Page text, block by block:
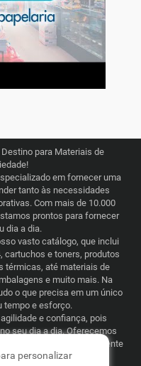
para Materiais de
em fornecer uma
tanto às necessidades
Com mais de 10.000
prontos para fornecer
dia a dia.
vasto catálogo, que inclui
cartuchos e toners, produtos
térmicas, até materiais de
e muito mais. Na
o que precisa em um único
tempo e esforço.
e confiança, pois
seu dia a dia. Oferecemos
com uma logística eficiente
consumo recorrente ou
personalizar